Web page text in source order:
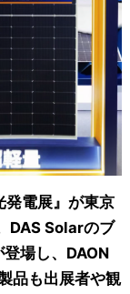
電展』が東京
DAS Solarのブ
場し、DAON
品も出展者や観